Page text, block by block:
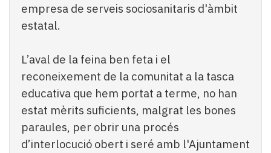
empresa de serveis sociosanitaris d'àmbit
estatal.
L’aval de la feina ben feta i el
reconeixement de la comunitat a la tasca
educativa que hem portat a terme, no han
estat mèrits suficients, malgrat les bones
paraules, per obrir una procés
d’interlocució obert i seré amb l'Ajuntament